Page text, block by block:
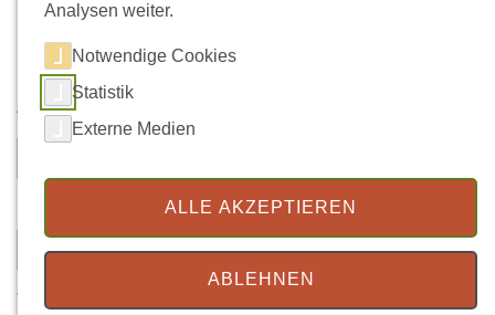
Kontaktformular
Vorname
Telefonnummer
Analysen weiter.
Notwendige Cookies
Statistik
Externe Medien
ALLE AKZEPTIEREN
ABLEHNEN